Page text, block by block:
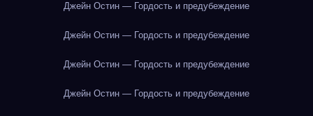
Джейн Остин — Гордость и предубеждение
Джейн Остин — Гордость и предубеждение
Джейн Остин — Гордость и предубеждение
Джейн Остин — Гордость и предубеждение